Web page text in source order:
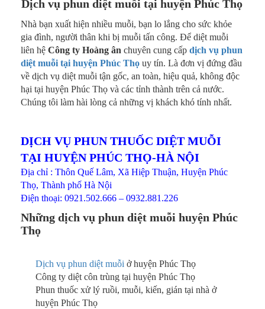
Dịch vụ phun diệt muỗi tại huyện Phúc Thọ
Nhà bạn xuất hiện nhiều muỗi, bạn lo lắng cho sức khỏe
gia đình, người thân khi bị muỗi tấn công. Để diệt muỗi
liên hệ Công ty Hoàng ân chuyên cung cấp dịch vụ phun
diệt muỗi tại huyện Phúc Thọ uy tín. Là đơn vị đứng đầu
về dịch vụ diệt muỗi tận gốc, an toàn, hiệu quả, không độc
hại tại huyện Phúc Thọ và các tỉnh thành trên cả nước.
Chúng tôi làm hài lòng cả những vị khách khó tính nhất.
DỊCH VỤ PHUN THUỐC DIỆT MUỖI
TẠI HUYỆN PHÚC THỌ-HÀ NỘI
Địa chỉ : Thôn Quế Lâm, Xã Hiệp Thuận, Huyện Phúc
Thọ, Thành phố Hà Nội
Điện thoại: 0921.502.666 – 0932.881.226
Những dịch vụ phun diệt muỗi huyện Phúc
Thọ
Dịch vụ phun diệt muỗi ở huyện Phúc Thọ
Công ty diệt côn trùng tại huyện Phúc Thọ
Phun thuốc xử lý ruồi, muỗi, kiến, gián tại nhà ở
huyện Phúc Thọ